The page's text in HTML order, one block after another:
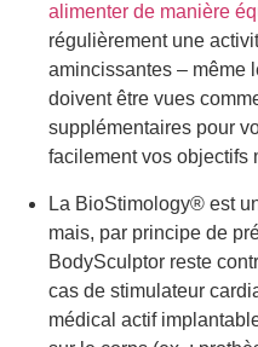
alimenter de manière
régulièrement une
amincissantes – même
doivent être vues
supplémentaires pour
facilement vos objectifs
La BioStimology® est
mais, par principe de
BodySculptor reste
cas de stimulateur
médical actif